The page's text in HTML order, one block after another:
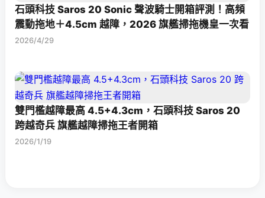
石頭科技 Saros 20 Sonic 聲波騎士開箱評測！高頻
震動拖地＋4.5cm 越障，2026 旗艦掃拖機皇一次看
2026/4/29
雙門檻越障最高 4.5+4.3cm，石頭科技 Saros 20
跨越奇兵 旗艦越障掃拖王者開箱
2026/1/19